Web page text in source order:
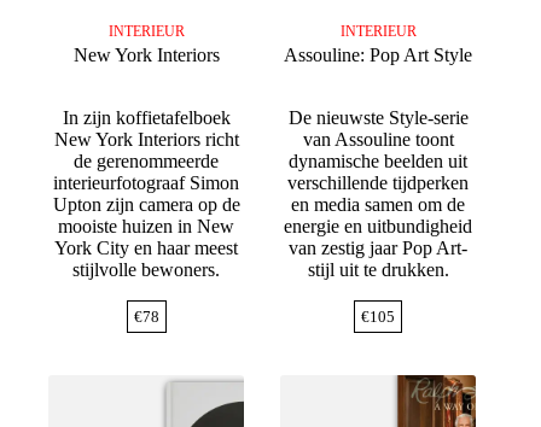
INTERIEUR
New York Interiors
In zijn koffietafelboek
New York Interiors richt
de gerenommeerde
interieurfotograaf Simon
Upton zijn camera op de
mooiste huizen in New
York City en haar meest
stijlvolle bewoners.
€78
INTERIEUR
Assouline: Pop Art Style
De nieuwste Style-serie
van Assouline toont
dynamische beelden uit
verschillende tijdperken
en media samen om de
energie en uitbundigheid
van zestig jaar Pop Art-
stijl uit te drukken.
€105